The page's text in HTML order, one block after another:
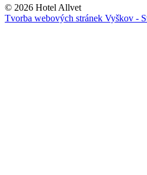
© 2026 Hotel Allvet
Tvorba webových stránek Vyškov -